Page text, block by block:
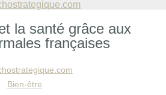
la santé grâce aux
françaises
Bien-être